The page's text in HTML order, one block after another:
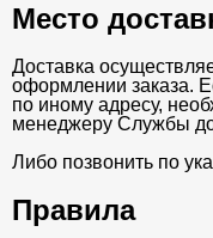
Место
Доставка
оформлении заказа.
по иному адресу,
менеджеру Службы
Либо позвонить по
Правила